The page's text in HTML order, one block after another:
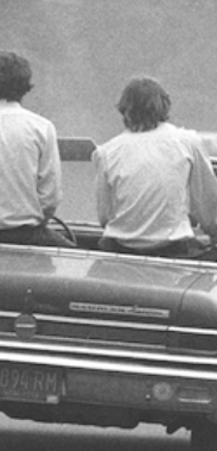
Mondiali calcio 2026